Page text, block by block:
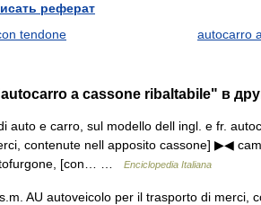
реферат
tendone
autocarro
a cassone ribaltabile" в
auto e carro, sul modello dell ingl. e fr.
contenute nell apposito cassone] ▶◀
[con… …
Enciclopedia Italiana
AU autoveicolo per il trasporto di merci,